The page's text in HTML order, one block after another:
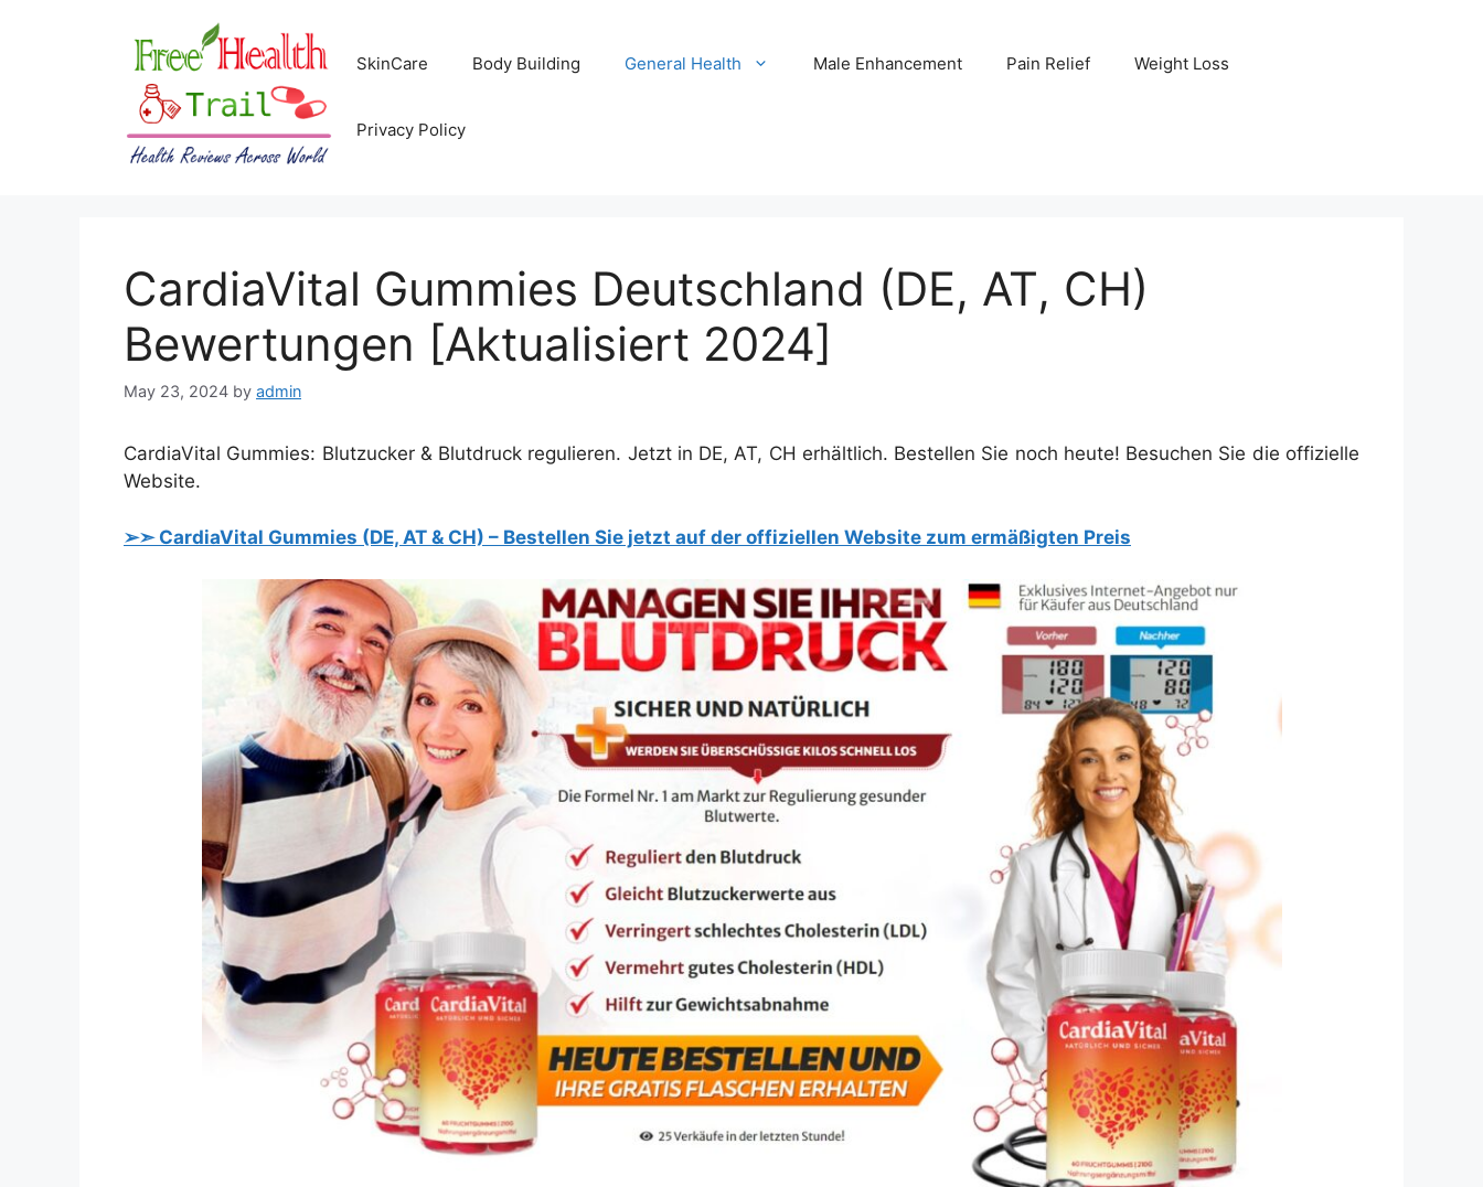
SkinCare Body Building General Health Male Enhancement Pain Relief Weight Loss
Privacy Policy
CardiaVital Gummies Deutschland (DE, AT, CH)
Bewertungen [Aktualisiert 2024]
May 23, 2024 by admin
CardiaVital Gummies: Blutzucker & Blutdruck regulieren. Jetzt in DE, AT, CH erhältlich. Bestellen Sie noch heute! Besuchen Sie die offizielle
Website.
➢➣ CardiaVital Gummies (DE, AT & CH) – Bestellen Sie jetzt auf der offiziellen Website zum ermäßigten Preis